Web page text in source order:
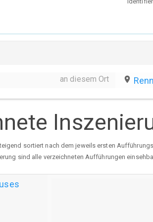
an diesem Ort place
sortiert nach dem jeweils ersten
sind alle verzeichneten Aufführungen